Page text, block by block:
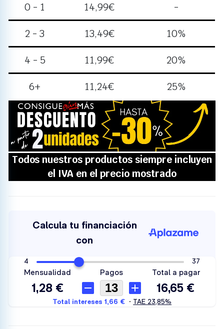
0 - 1 14,99€ -
2 - 3 13,49€ 10%
4 - 5 11,99€ 20%
6+ 11,24€ 25%